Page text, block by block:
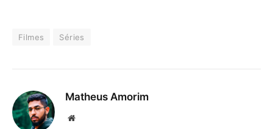
Filmes Séries
Matheus Amorim
Website